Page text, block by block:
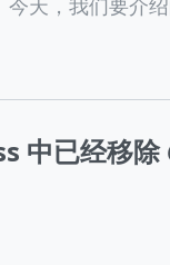
天，我们要介
中已经移